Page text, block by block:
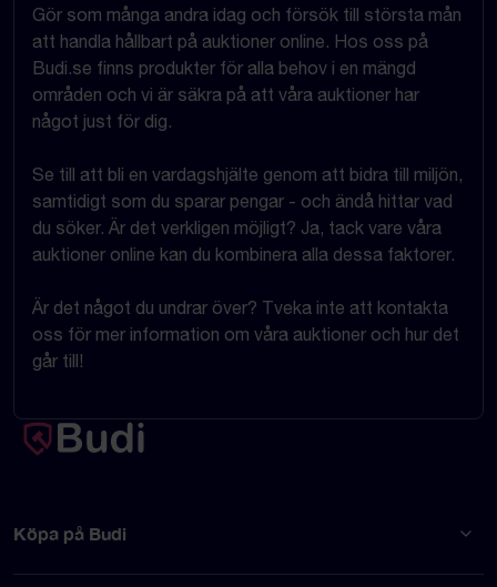
Gör som många andra idag och försök till största mån
att handla hållbart på auktioner online. Hos oss på
Budi.se finns produkter för alla behov i en mängd
områden och vi är säkra på att våra auktioner har
något just för dig.
Se till att bli en vardagshjälte genom att bidra till miljön,
samtidigt som du sparar pengar - och ändå hittar vad
du söker. Är det verkligen möjligt? Ja, tack vare våra
auktioner online kan du kombinera alla dessa faktorer.
Är det något du undrar över? Tveka inte att kontakta
oss för mer information om våra auktioner och hur det
går till!
Köpa på Budi